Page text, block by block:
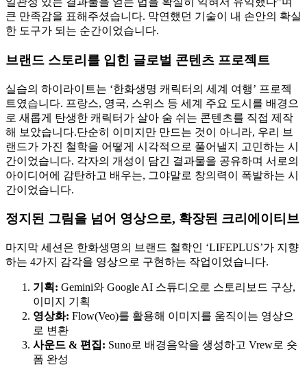
큰 만족감을 표해주셨습니다. 막연했던 기술이 내 손안의 확실
한 도구가 되는 순간이었습니다.
브랜드 스토리를 입힌 글로벌 콘텐츠 프로젝트
실습의 하이라이트는 ‘한화생명 캐릭터의 세계 여행’ 프로젝
트였습니다. 프랑스, 영국, 스위스 등 세계 주요 도시를 배경으
로 새롭게 탄생한 캐릭터가 살아 숨 쉬는 콘텐츠를 직접 제작
해 보았습니다.단순히 이미지만 만드는 것이 아니라, 우리 브
랜드가 가진 철학을 어떻게 시각적으로 풀어낼지 고민하는 시
간이었습니다. 각자의 개성이 담긴 결과물을 공유하며 서로의
아이디어에 감탄하고 배우는, 그야말로 창의력이 폭발하는 시
간이었습니다.
정지된 그림을 넘어 영상으로, 확장된 크리에이티브
마지막 세션은 한화생명의 브랜드 철학인 ‘LIFEPLUS’가 지향
하는 4가지 감각을 영상으로 구현하는 작업이었습니다.
기획: Gemini와 Google AI 스튜디오로 스토리보드 구상,
이미지 기획
영상화: Flow(Veo)를 활용해 이미지를 움직이는 영상으
로 변환
사운드 & 편집: Suno로 배경음악을 생성하고 Vrew로 숏
폼 완성